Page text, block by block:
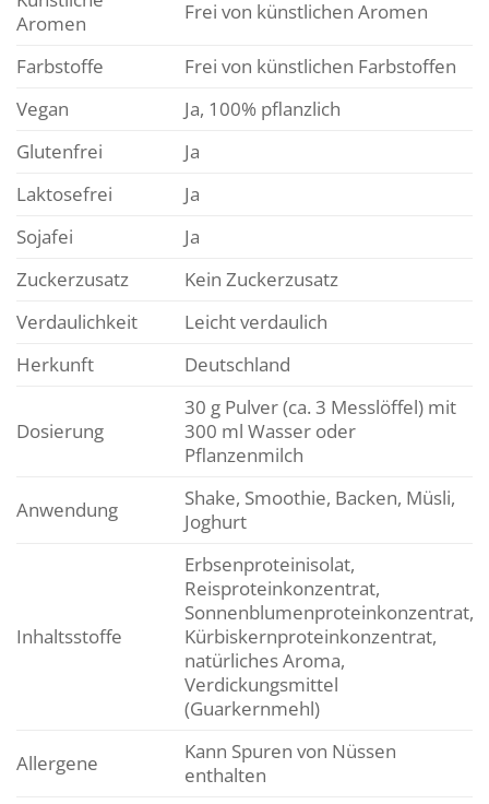
Aromen
Frei von künstlichen Aromen
Farbstoffe
Frei von künstlichen Farbstoffen
Vegan
Ja, 100% pflanzlich
Glutenfrei
Ja
Laktosefrei
Ja
Sojafei
Ja
Zuckerzusatz
Kein Zuckerzusatz
Verdaulichkeit
Leicht verdaulich
Herkunft
Deutschland
Dosierung
30 g Pulver (ca. 3 Messlöffel) mit
300 ml Wasser oder
Pflanzenmilch
Anwendung
Shake, Smoothie, Backen, Müsli,
Joghurt
Inhaltsstoffe
Erbsenproteinisolat,
Reisproteinkonzentrat,
Sonnenblumenproteinkonzentrat,
Kürbiskernproteinkonzentrat,
natürliches Aroma,
Verdickungsmittel
(Guarkernmehl)
Allergene
Kann Spuren von Nüssen
enthalten